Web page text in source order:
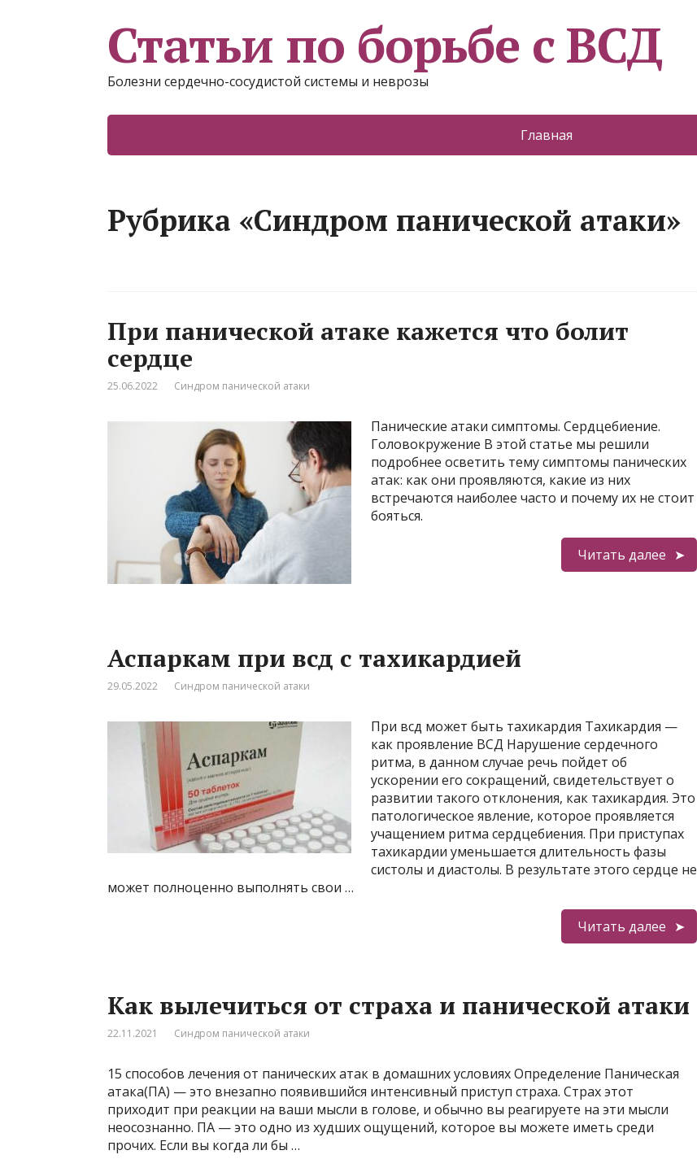
Статьи по борьбе с ВСД
Болезни сердечно-сосудистой системы и неврозы
Главная
Рубрика «Синдром панической атаки»
При панической атаке кажется что болит
сердце
25.06.2022 Синдром панической атаки
Панические атаки симптомы. Сердцебиение.
Головокружение В этой статье мы решили
подробнее осветить тему симптомы панических
атак: как они проявляются, какие из них
встречаются наиболее часто и почему их не стоит
бояться.
Читать далее
Аспаркам при всд с тахикардией
29.05.2022 Синдром панической атаки
При всд может быть тахикардия Тахикардия —
как проявление ВСД Нарушение сердечного
ритма, в данном случае речь пойдет об
ускорении его сокращений, свидетельствует о
развитии такого отклонения, как тахикардия. Это
патологическое явление, которое проявляется
учащением ритма сердцебиения. При приступах
тахикардии уменьшается длительность фазы
систолы и диастолы. В результате этого сердце не
может полноценно выполнять свои …
Читать далее
Как вылечиться от страха и панической атаки
22.11.2021 Синдром панической атаки
15 способов лечения от панических атак в домашних условиях Определение Паническая
атака(ПА) — это внезапно появившийся интенсивный приступ страха. Страх этот
приходит при реакции на ваши мысли в голове, и обычно вы реагируете на эти мысли
неосознанно. ПА — это одно из худших ощущений, которое вы можете иметь среди
прочих. Если вы когда ли бы …